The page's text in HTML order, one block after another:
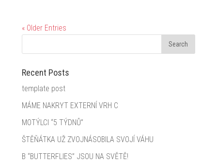
« Older Entries
Recent Posts
template post
MÁME NAKRYT EXTERNÍ VRH C
MOTÝLCI “5 TÝDNŮ”
ŠTĚŇÁTKA UŽ ZVOJNÁSOBILA SVOJÍ VÁHU
B “BUTTERFLIES” JSOU NA SVĚTĚ!